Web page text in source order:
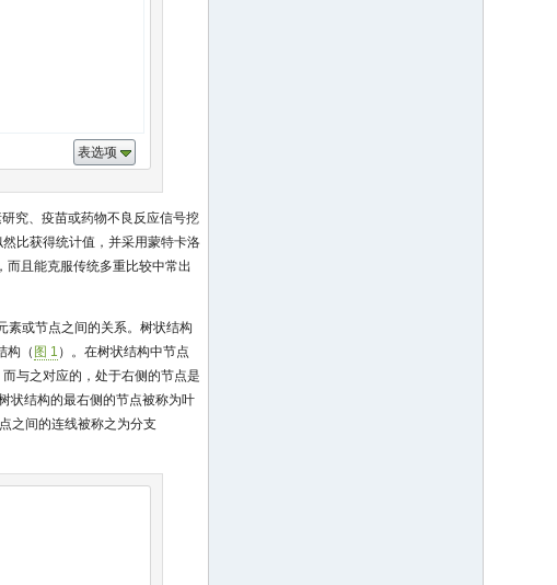
表选项
究、疫苗或药物不良反应信号挖
比获得统计值，并采用蒙特卡洛
而且能克服传统多重比较中常出
素或节点之间的关系。树状结构
构（ 图 1 ）。在树状结构中节点
与之对应的，处于右侧的节点是
状结构的最右侧的节点被称为叶
之间的连线被称之为分支